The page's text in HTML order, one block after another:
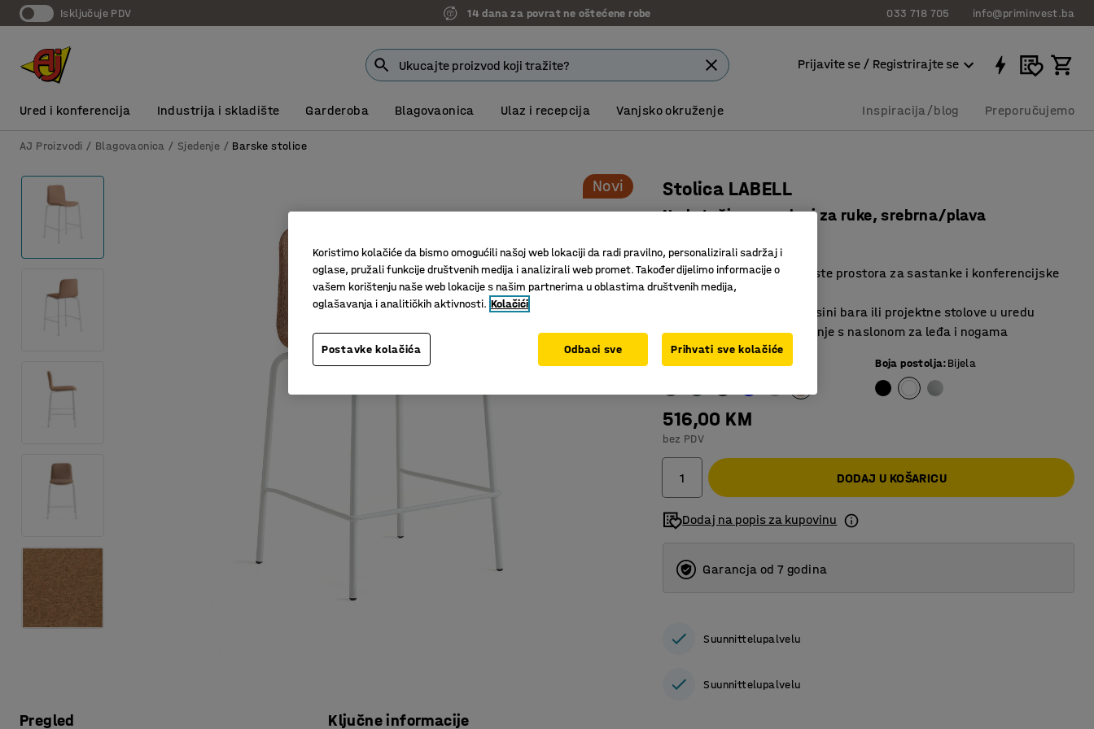
Isključuje PDV 14 dana za povrat ne oštećene robe 033 718 705 info@priminvest.ba
Prijavite se / Registrirajte se
Ured i konferencija Industrija i skladište Garderoba Blagovaonica Ulaz i recepcija Vanjsko okruženje Inspiracija/blog Preporučujemo
AJ Proizvodi Blagovaonica Sjedenje Barske stolice
Novi
Pregled Ključne informacije
Stolica LABELL
Na kotačima, nasloni za ruke, srebrna/plava
Prikladno za različite vrste prostora za sastanke i konferencijske
dvorane
Savršeno za stolove u visini bara ili projektne stolove u uredu
Udoban položaj za sjedenje s naslonom za leđa i nogama
Boja:Svijetlo smeđa Boja postolja:Bijela
516,00 KM
bez PDV
DODAJ U KOŠARICU
Dodaj na popis za kupovinu
Garancja od 7 godina
Suunnittelupalvelu
Suunnittelupalvelu
Koristimo kolačiće da bismo omogućili našoj web lokaciji da radi pravilno, personalizirali sadržaj i
oglase, pružali funkcije društvenih medija i analizirali web promet. Također dijelimo informacije o
vašem korištenju naše web lokacije s našim partnerima u oblastima društvenih medija,
oglašavanja i analitičkih aktivnosti. Kolačići
Postavke kolačića Odbaci sve Prihvati sve kolačiće